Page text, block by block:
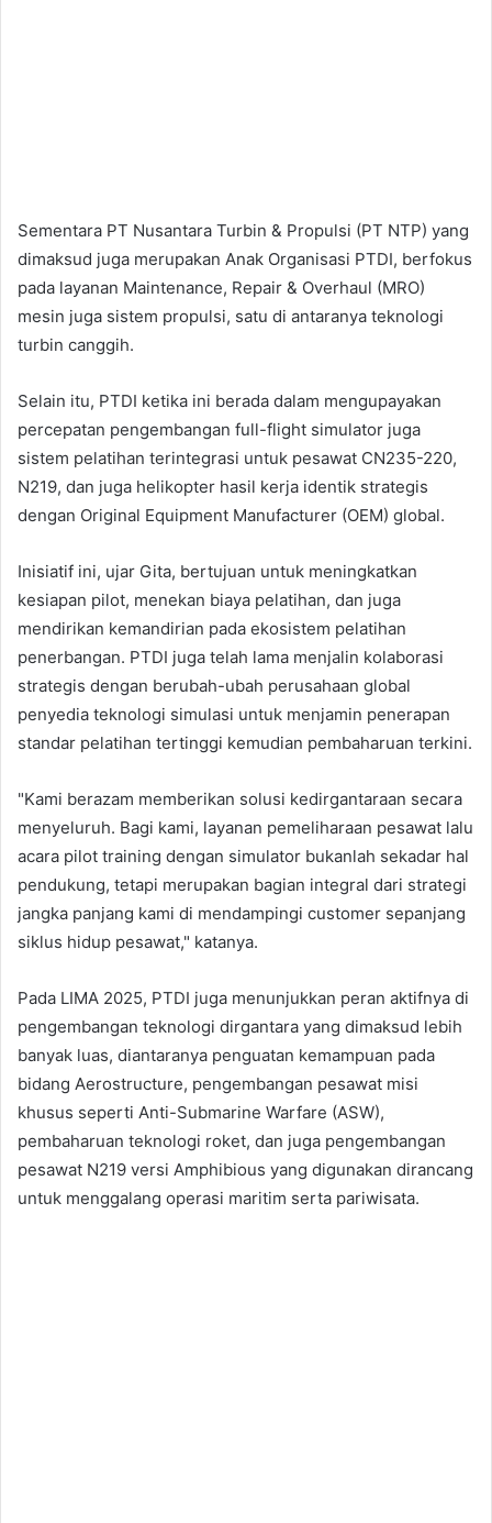
Sementara PT Nusantara Turbin & Propulsi (PT NTP) yang
dimaksud juga merupakan Anak Organisasi PTDI, berfokus
pada layanan Maintenance, Repair & Overhaul (MRO)
mesin juga sistem propulsi, satu di antaranya teknologi
turbin canggih.
Selain itu, PTDI ketika ini berada dalam mengupayakan
percepatan pengembangan full-flight simulator juga
sistem pelatihan terintegrasi untuk pesawat CN235-220,
N219, dan juga helikopter hasil kerja identik strategis
dengan Original Equipment Manufacturer (OEM) global.
Inisiatif ini, ujar Gita, bertujuan untuk meningkatkan
kesiapan pilot, menekan biaya pelatihan, dan juga
mendirikan kemandirian pada ekosistem pelatihan
penerbangan. PTDI juga telah lama menjalin kolaborasi
strategis dengan berubah-ubah perusahaan global
penyedia teknologi simulasi untuk menjamin penerapan
standar pelatihan tertinggi kemudian pembaharuan terkini.
"Kami berazam memberikan solusi kedirgantaraan secara
menyeluruh. Bagi kami, layanan pemeliharaan pesawat lalu
acara pilot training dengan simulator bukanlah sekadar hal
pendukung, tetapi merupakan bagian integral dari strategi
jangka panjang kami di mendampingi customer sepanjang
siklus hidup pesawat," katanya.
Pada LIMA 2025, PTDI juga menunjukkan peran aktifnya di
pengembangan teknologi dirgantara yang dimaksud lebih
banyak luas, diantaranya penguatan kemampuan pada
bidang Aerostructure, pengembangan pesawat misi
khusus seperti Anti-Submarine Warfare (ASW),
pembaharuan teknologi roket, dan juga pengembangan
pesawat N219 versi Amphibious yang digunakan dirancang
untuk menggalang operasi maritim serta pariwisata.